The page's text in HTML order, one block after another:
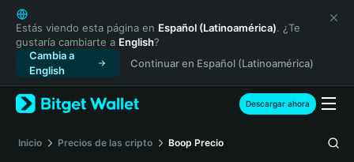
English
日本語
Tiếng Việt
Русский
Español (Latinoamérica)
Türkçe
Français
Estás viendo esta página en Español (Latinoamérica). ¿Te
gustaría cambiarte a English?
Cambia a
English
Continuar en Español (Latinoamérica)
Descargar ahora
Inicio Precios de las cripto Boop Precio